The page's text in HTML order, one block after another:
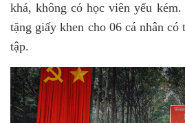
khá, không có học viên yếu
tặng giấy khen cho 06 cá nhân có
tập.